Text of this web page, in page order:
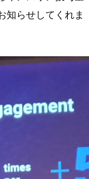
知らせしてくれま